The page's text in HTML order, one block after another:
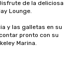
de la deliciosa
Lounge.
y las galletas en su
pronto con su
Marina.